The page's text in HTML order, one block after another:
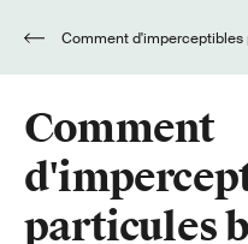
Comment
particules